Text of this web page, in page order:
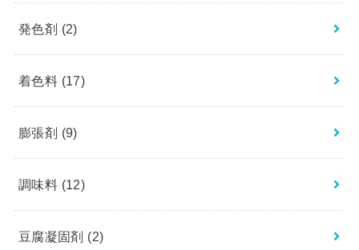
発色剤 (2)
着色料 (17)
膨張剤 (9)
調味料 (12)
豆腐凝固剤 (2)